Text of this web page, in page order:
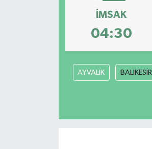
İMSAK
04:30
AYVALIK BALIKESİR